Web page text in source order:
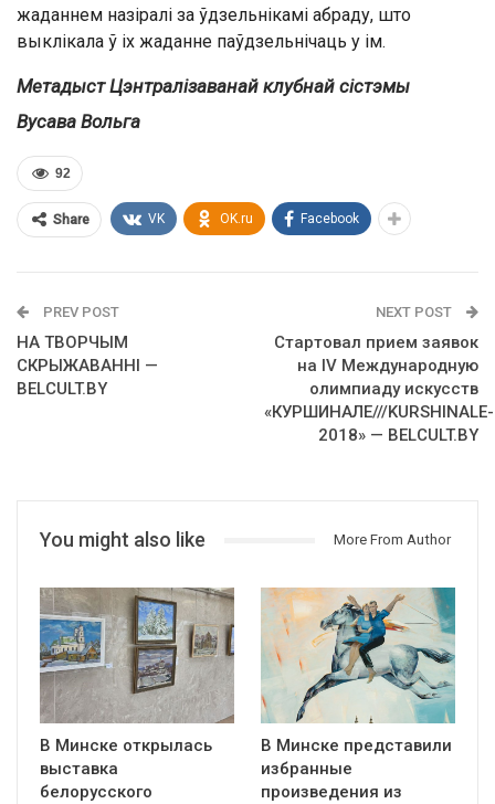
жаданнем назіралі за ўдзельнікамі абраду, што
выклікала ў іх жаданне паўдзельнічаць у ім.
Метадыст Цэнтралізаванай клубнай сістэмы
Вусава Вольга
92
Share VK OK.ru Facebook
PREV POST
НА ТВОРЧЫМ
СКРЫЖАВАННІ —
BELCULT.BY
NEXT POST
Стартовал прием заявок
на IV Международную
олимпиаду искусств
«КУРШИНАЛЕ///KURSHINALE-
2018» — BELCULT.BY
You might also like More From Author
В Минске открылась
выставка
белорусского
В Минске представили
избранные
произведения из